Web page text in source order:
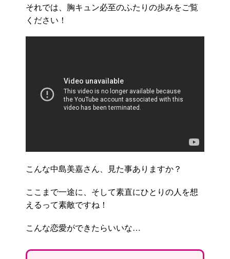
それでは、胸キュン必至のふたりの歩みをご覧
ください！
こんな中島美嘉さん、見た事ありますか？
ここまで一途に、そして素直にひとりの人を想
えるって素敵ですね！
こんな恋愛ができたらいいな…